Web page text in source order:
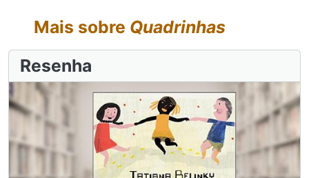
Mais sobre Quadrinhas
Resenha